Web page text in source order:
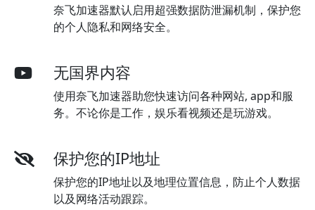
奈飞加速器默认启用超强数据防泄漏机制，保护您
的个人隐私和网络安全。
无国界内容
使用奈飞加速器助您快速访问各种网站, app和服
务。不论你是工作，娱乐看视频还是玩游戏。
保护您的IP地址
保护您的IP地址以及地理位置信息，防止个人数据
以及网络活动跟踪。